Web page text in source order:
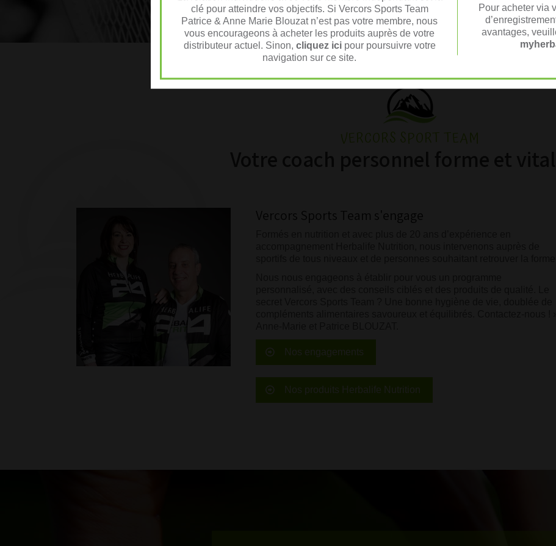
VERCORS SPORT TEAM
Vercors Sports Team s'engage
Nos engagements
Nos produits Herbalife Nutrition
clé pour atteindre vos objectifs. Si Vercors Sports Team
Patrice & Anne Marie Blouzat n’est pas votre membre, nous
vous encourageons à acheter les produits auprès de votre
distributeur actuel. Sinon, cliquez icipour poursuivre votre
navigation sur ce site.
Pour acheter via
avantages,